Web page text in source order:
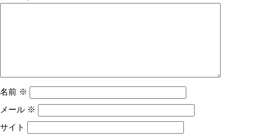
名前 ※
メール ※
サイト